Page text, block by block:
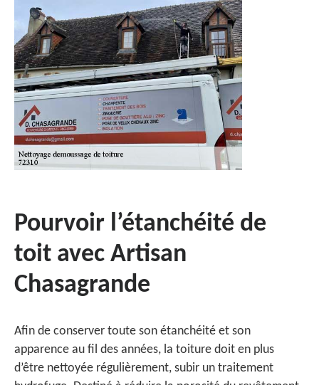
Pourvoir l’étanchéité de
toit avec Artisan
Chasagrande
Afin de conserver toute son étanchéité et son
apparence au fil des années, la toiture doit en plus
d’être nettoyée régulièrement, subir un traitement